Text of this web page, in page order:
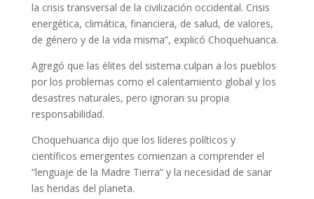
la crisis transversal de la civilización occidental. Crisis
energética, climática, financiera, de salud, de valores,
de género y de la vida misma”, explicó Choquehuanca.
Agregó que las élites del sistema culpan a los pueblos
por los problemas como el calentamiento global y los
desastres naturales, pero ignoran su propia
responsabilidad.
Choquehuanca dijo que los líderes políticos y
científicos emergentes comienzan a comprender el
“lenguaje de la Madre Tierra” y la necesidad de sanar
las heridas del planeta.